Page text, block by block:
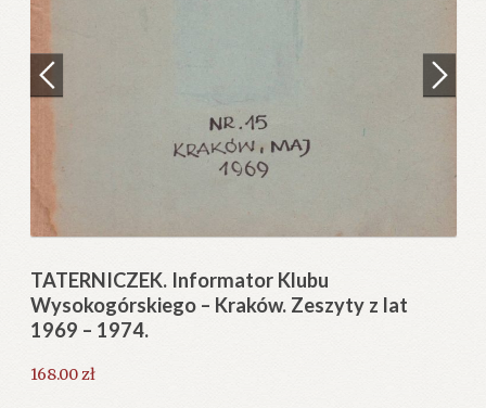
Zamówienie
TATERNICZEK. Informator Klubu
Wysokogórskiego – Kraków. Zeszyty z lat
1966-1970.
231.00zł